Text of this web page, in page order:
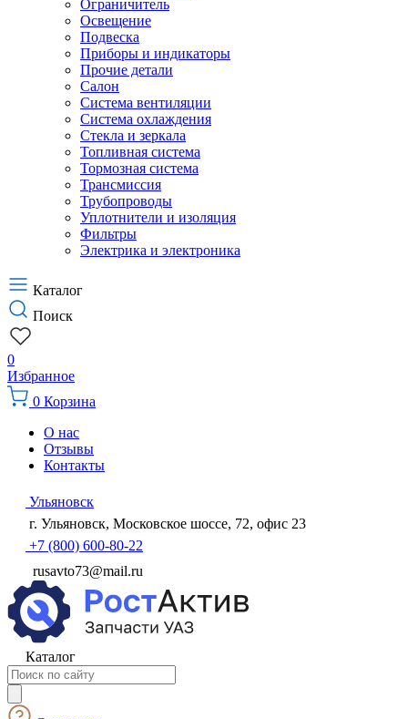
Ограничитель
Освещение
Подвеска
Приборы и индикаторы
Прочие детали
Салон
Система вентиляции
Система охлаждения
Стекла и зеркала
Топливная система
Тормозная система
Трансмиссия
Трубопроводы
Уплотнители и изоляция
Фильтры
Электрика и электроника
Каталог
Поиск
0
Избранное
0 Корзина
О нас
Отзывы
Контакты
Ульяновск
г. Ульяновск, Московское шоссе, 72, офис 23
+7 (800) 600-80-22
rusavto73@mail.ru
Каталог
Поиск
товаров